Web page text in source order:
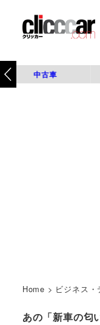
中古車
Home > ビジネス・
あの「新車の匂